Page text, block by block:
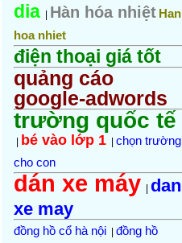
dia Hàn hóa nhiệt Han
hoa nhiet
điện thoại giá tốt
quảng cáo
google-adwords
trường quốc tế
bé vào lớp 1
chọn trường
cho con
dán xe máy dan
xe may
đồng hồ cổ hà nội
đồng hồ